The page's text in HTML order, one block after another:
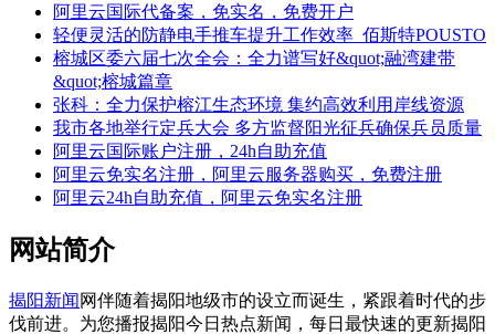
阿里云国际代备案，免实名，免费开户
轻便灵活的防静电手推车提升工作效率_佰斯特POUSTO
榕城区委六届七次全会：全力谱写好&quot;融湾建带
&quot;榕城篇章
张科：全力保护榕江生态环境 集约高效利用岸线资源
我市各地举行定兵大会 多方监督阳光征兵确保兵员质量
阿里云国际账户注册，24h自助充值
阿里云免实名注册，阿里云服务器购买，免费注册
阿里云24h自助充值，阿里云免实名注册
网站简介
揭阳新闻 网伴随着揭阳地级市的设立而诞生，紧跟着时代的步
伐前进。为您播报揭阳今日热点新闻，每日最快速的更新揭阳